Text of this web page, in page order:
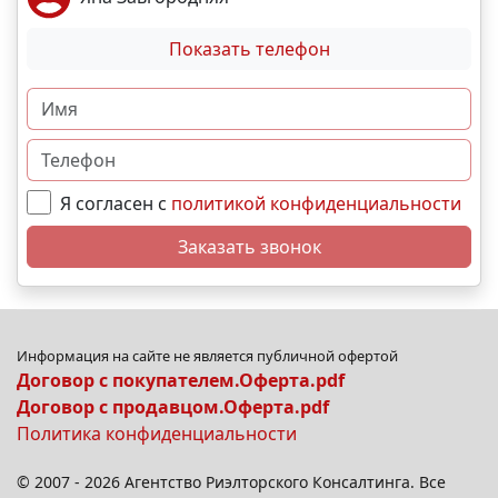
Показать телефон
Я согласен с политикой конфиденциальности
Заказать звонок
Информация на сайте не является публичной офертой
Договор с покупателем.Оферта.pdf
Договор с продавцом.Оферта.pdf
Политика конфиденциальности
© 2007 - 2026 Агентство Риэлторского Консалтинга. Все